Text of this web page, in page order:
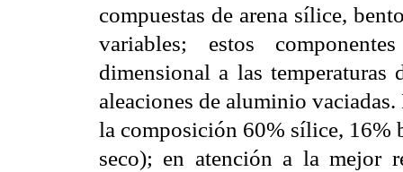
compuestas de arena sílice,
variables; estos
dimensional a las
aleaciones de aluminio
la composición 60% sílice, 16%
seco); en atención a la mejor